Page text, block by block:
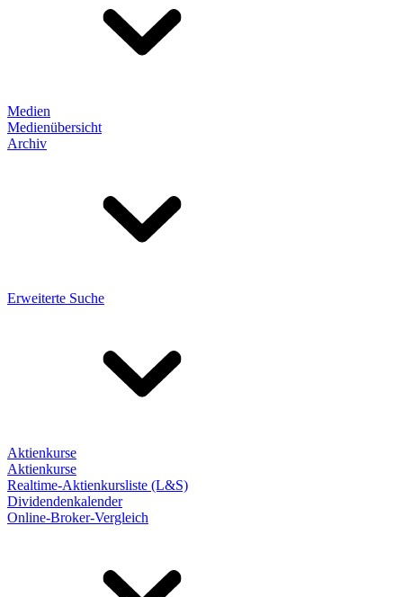
Medien
Medienübersicht
Archiv
Erweiterte Suche
Aktienkurse
Aktienkurse
Realtime-Aktienkursliste (L&S)
Dividendenkalender
Online-Broker-Vergleich